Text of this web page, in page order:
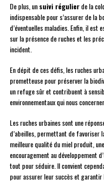
De plus, unsuivi régulierde la
indispensable pour s’assurer de la
d’éventuelles maladies. Enfin, il est
sur la présence de ruches et les
incident.
En dépit de ces défis, les ruches
prometteuse pour préserver la
un refuge sûr et contribuent à
environnementaux qui nous
Les ruches urbaines sont une
d’abeilles, permettant de favoriser
meilleure qualité du miel produit,
encouragement au développement
tout pour séduire. Il convient
pour assurer leur succès et